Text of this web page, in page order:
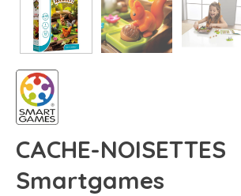
CACHE-NOISETTES
Smartgames